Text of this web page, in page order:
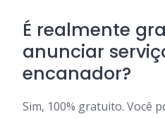
É realmente
anunciar
encanador?
Sim, 100% gratuito. Você